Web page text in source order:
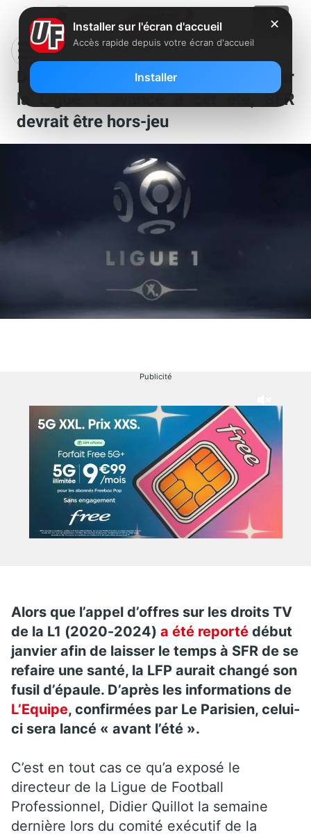
Droits sportifs : l’appel d’offres sur
la Ligue 1 avancé à cet été, SFR
devrait être hors-jeu
Publicité
Alors que l’appel d’offres sur les droits TV
de la L1 (2020-2024) a été reporté début
janvier afin de laisser le temps à SFR de se
refaire une santé, la LFP aurait changé son
fusil d’épaule. D’après les informations de
L’Equipe, confirmées par Le Parisien, celui-
ci sera lancé « avant l’été ».
C’est en tout cas ce qu’a exposé le
directeur de la Ligue de Football
Professionnel, Didier Quillot la semaine
dernière lors du comité exécutif de la
✕
Installer sur l'écran d'accueil
Accès rapide depuis votre écran d'accueil
Installer